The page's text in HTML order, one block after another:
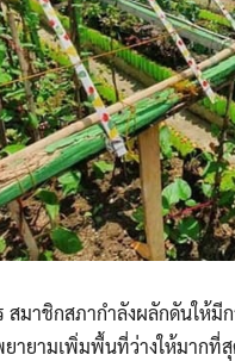
มาชิกสภากำลังผลักดันให้มี
ายามเพิ่มพื้นที่ว่างให้มากที่